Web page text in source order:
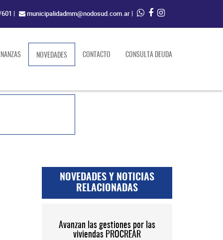
| municipalidadmm@nodosud.com.ar |
NOVEDADES(current)CONTACTO CONSULTA DEUDA
NOVEDADES Y NOTICIAS
RELACIONADAS
Avanzan las gestiones por las
viviendas PROCREAR